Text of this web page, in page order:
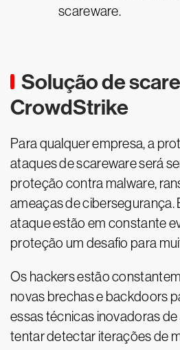
scareware.
Solução de
CrowdStrike
Para qualquer empresa, a
ataques de scareware será
proteção contra malware,
ameaças de cibersegurança.
ataque estão em constante
proteção um desafio para
Os hackers estão
novas brechas e backdoors
essas técnicas inovadoras de
tentar detectar iterações de